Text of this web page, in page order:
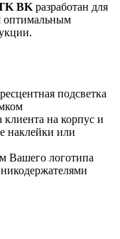
BK разработан для
оптимальным
подсветка
на корпус и
наклейки или
Вашего логотипа